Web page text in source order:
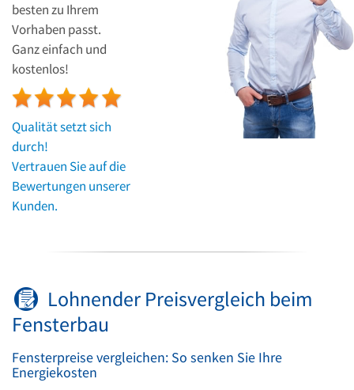
besten zu Ihrem
Vorhaben passt.
Ganz einfach und
kostenlos!
Qualität setzt sich
durch!
Vertrauen Sie auf die
Bewertungen unserer
Kunden.
Lohnender Preisvergleich beim
Fensterbau
Fensterpreise vergleichen: So senken Sie Ihre
Energiekosten